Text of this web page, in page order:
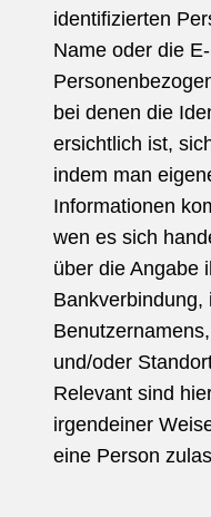
identifizierten
Name oder die
bei denen die
ersichtlich ist,
indem man
Informationen
wen es sich
über die Angabe
Bankverbindung,
und/oder
Relevant sind
irgendeiner
eine Person